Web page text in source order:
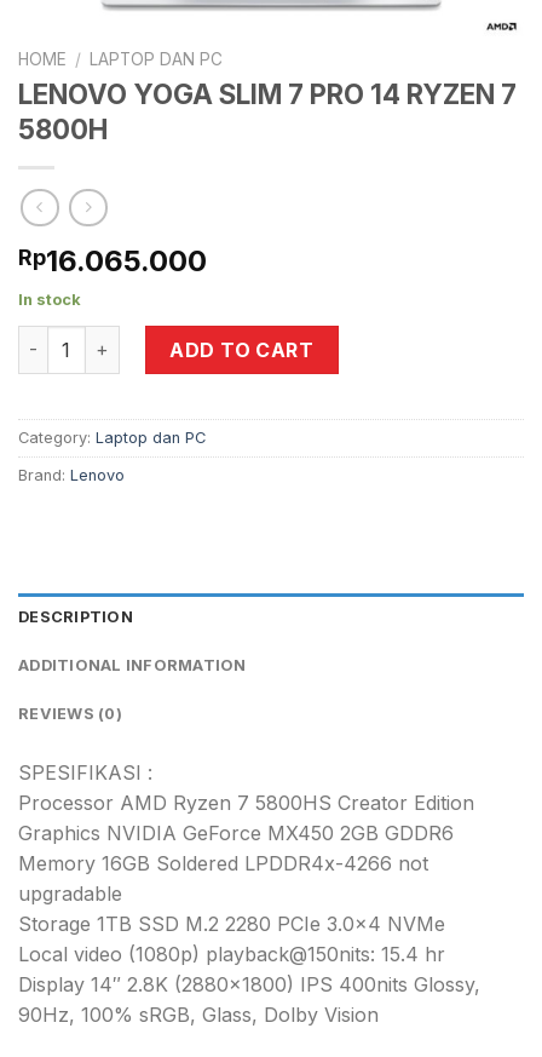
HOME / LAPTOP DAN PC
LENOVO YOGA SLIM 7 PRO 14 RYZEN 7
5800H
Rp16.065.000
In stock
LENOVO YOGA SLIM 7 PRO 14 RYZEN 7 5800H quantity
ADD TO CART
Category: Laptop dan PC
Brand: Lenovo
DESCRIPTION
ADDITIONAL INFORMATION
REVIEWS (0)
SPESIFIKASI :
Processor AMD Ryzen 7 5800HS Creator Edition
Graphics NVIDIA GeForce MX450 2GB GDDR6
Memory 16GB Soldered LPDDR4x-4266 not
upgradable
Storage 1TB SSD M.2 2280 PCIe 3.0×4 NVMe
Local video (1080p) playback@150nits: 15.4 hr
Display 14″ 2.8K (2880×1800) IPS 400nits Glossy,
90Hz, 100% sRGB, Glass, Dolby Vision